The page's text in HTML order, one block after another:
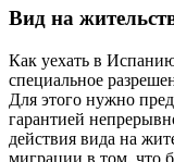
Вид на
Как уехать в
специальное
Для этого нужно
гарантией
действия вида на